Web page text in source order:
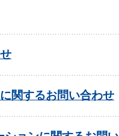
関するお問い合わせ